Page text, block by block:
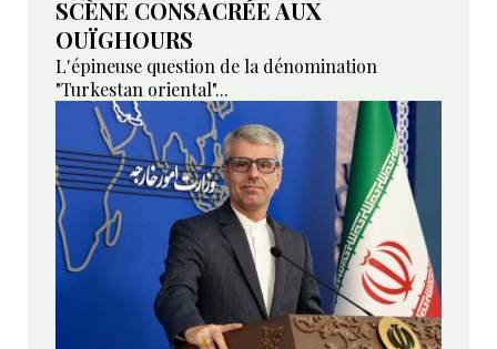
SCÈNE CONSACRÉE AUX
OUÏGHOURS
L'épineuse question de la dénomination
"Turkestan oriental"...